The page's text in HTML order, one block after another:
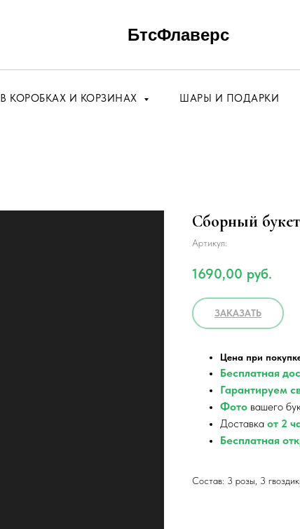
БтсФлаверс
В КОРОБКАХ И КОРЗИНАХ ШАРЫ И ПОДАРКИ
Сборный
Артикул:
1690,00 руб.
ЗАКАЗАТЬ
Цена при
Бесплатная
Гарантируем
Фото вашего
Доставка от 2
Бесплатная
Состав: 3 розы, 3